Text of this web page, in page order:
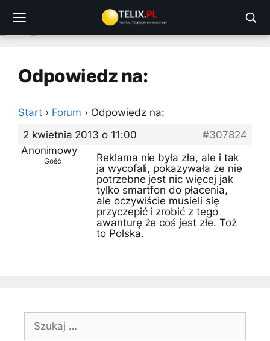
treści
Odpowiedz na:
Start › Forum › Odpowiedz na:
2 kwietnia 2013 o 11:00
#307824
Anonimowy
Gość
Reklama nie była zła, ale i tak
ja wycofali, pokazywała że nie
potrzebne jest nic więcej jak
tylko smartfon do płacenia,
ale oczywiście musieli się
przyczepić i zrobić z tego
awanturę że coś jest złe. Toż
to Polska.
Szukaj: